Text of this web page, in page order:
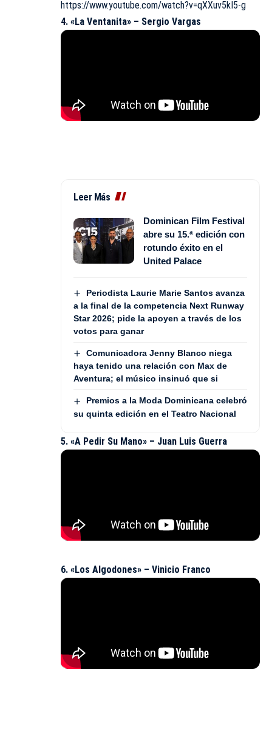
https://www.youtube.com/watch?v=qXXuv5kI5-g
4. «La Ventanita» – Sergio Vargas
Leer Más
Dominican Film Festival
abre su 15.ª edición con
rotundo éxito en el
United Palace
Periodista Laurie Marie Santos avanza
a la final de la competencia Next Runway
Star 2026; pide la apoyen a través de los
votos para ganar
Comunicadora Jenny Blanco niega
haya tenido una relación con Max de
Aventura; el músico insinuó que si
Premios a la Moda Dominicana celebró
su quinta edición en el Teatro Nacional
5. «A Pedir Su Mano» – Juan Luis Guerra
6. «Los Algodones» – Vinicio Franco